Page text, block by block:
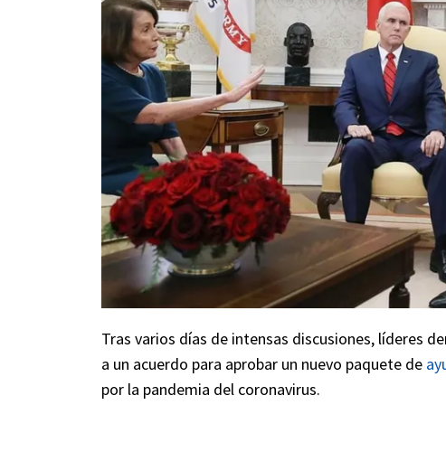
Tras varios días de intensas discusiones, líderes
a un acuerdo para aprobar un nuevo paquete de
por la pandemia del coronavirus.